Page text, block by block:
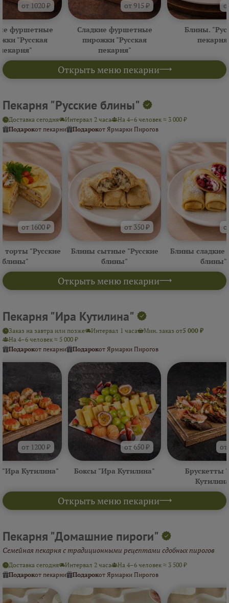
Открыть меню пекарни
от 1020 ₽
фуршетные
"Русская
от 915 ₽
Сладкие фуршетные
пирожки "Русская
пекарня"
Блины.
Пекарня "Русские блины"
Открыть меню пекарни
Доставка сегодня Интервал 2 часа
На 4–6 человек ≈ 3 000 ₽
Подарокот пекарни Подарокот Ярмарки Пирогов
от 1600 ₽
торты "Русские
блины"
от 350 ₽
Блины сытные "Русские
блины"
Блины сладкие
блины"
Пекарня "Ира Кутилина"
Открыть меню пекарни
Заказ на завтра или позже Интервал 1 часа Мин. заказ от5 000 ₽
На 4–6 человек ≈ 5 000 ₽
Подарокот пекарни Подарокот Ярмарки Пирогов
от 1200 ₽
"Ира Кутилина"
от 650 ₽
Боксы "Ира Кутилина"
Брускетты
Пекарня "Домашние пироги"
Семейная пекарня с традиционными рецептами сдобных пирогов
Доставка сегодня Интервал 2 часа
На 4–6 человек ≈ 3 500 ₽
Подарокот пекарни Подарокот Ярмарки Пирогов